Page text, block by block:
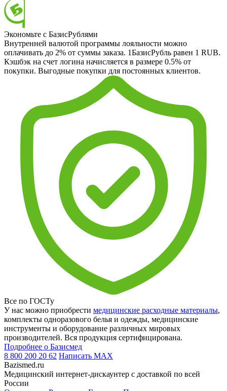
Экономьте с БазисРублями
Внутренней валютой программы лояльности можно
оплачивать до 2% от суммы заказа. 1БазисРубль равен 1 RUB.
Кэшбэк на счет логина начисляется в размере 0.5% от
покупки. Выгодные покупки для постоянных клиентов.
Все по ГОСТу
У нас можно приобрести медицинские расходные материалы,
комплекты одноразового белья и одежды, медицинские
инструменты и оборудование различных мировых
производителей. Вся продукция сертифицирована.
Подробнее о Базисмед
8 800 200 20 62 Написать MAX
Bazismed.ru
Медицинский интернет-дискаунтер с доставкой по всей
России